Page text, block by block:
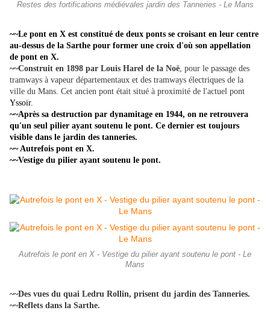
Restes des fortifications médiévales jardin des Tanneries - Le Mans
~~Le pont en X est constitué de deux ponts se croisant en leur centre
au-dessus de la Sarthe pour former une croix d'où son appellation
de pont en X.
~~Construit en 1898 par Louis Harel de la Noë , pour le passage des
tramways à vapeur départementaux et des tramways électriques de la
ville du Mans. Cet ancien pont était situé à proximité de l'actuel pont
Yssoir.
~~Après sa destruction par dynamitage en 1944, on ne retrouvera
qu'un seul pilier ayant soutenu le pont. Ce dernier est toujours
visible dans le jardin des tanneries.
~~ Autrefois pont en X.
~~Vestige du pilier ayant soutenu le pont.
Autrefois le pont en X - Vestige du pilier ayant soutenu le pont - Le
Mans
~~Des vues du quai Ledru Rollin, prisent du jardin des Tanneries.
~~Reflets dans la Sarthe.